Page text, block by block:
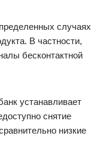
случаях
В частности,
бесконтактной
устанавливает
снятие
низкие